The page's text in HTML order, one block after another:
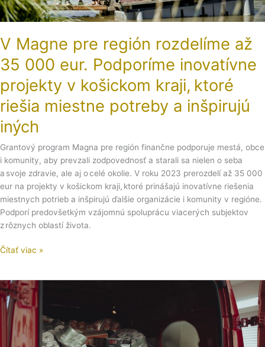
V Magne pre región rozdelíme až
35 000 eur. Podporíme inovatívne
projekty v košickom kraji, ktoré
riešia miestne potreby a inšpirujú
iných
Grantový program Magna pre región finančne podporuje mestá, obce
i komunity, aby prevzali zodpovednosť a starali sa nielen o seba
a svoje zdravie, ale aj o celé okolie. V roku 2023 prerozdelí až 35 000
eur na projekty v košickom kraji, ktoré prinášajú inovatívne riešenia
miestnych potrieb a inšpirujú ďalšie organizácie i komunity v regióne.
Podporí predovšetkým vzájomnú spoluprácu viacerých subjektov
z rôznych oblastí života.
v
košickom
riešia
miestne
potreby
a
inšpirujú
iných
Čítať viac »
Aká
pomoc
odišla
ľuďom